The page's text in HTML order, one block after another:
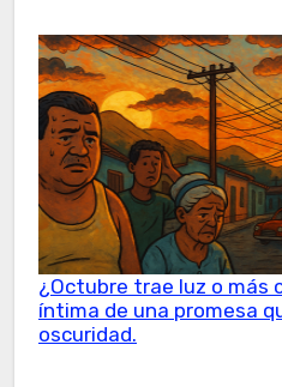
¿Octubre trae luz o más
íntima de una promesa
oscuridad.